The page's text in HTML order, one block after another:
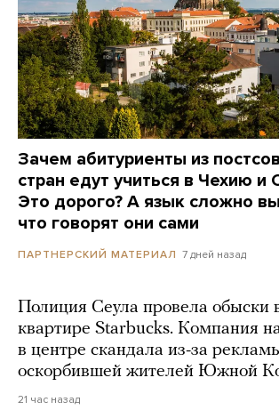
Зачем абитуриенты из
стран едут учиться в Чехию и
Это дорого? А язык сложно
что говорят они сами
ПАРТНЕРСКИЙ МАТЕРИАЛ 7 дней назад
Полиция Сеула провела обыски
квартире Starbucks. Компания
в центре скандала из-за
оскорбившей жителей Южной
21 час назад